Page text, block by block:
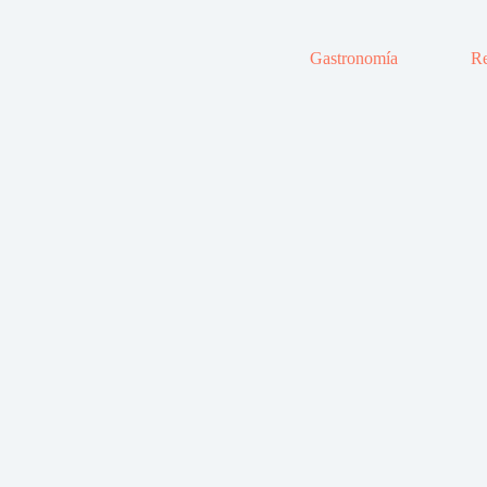
Gastronomía